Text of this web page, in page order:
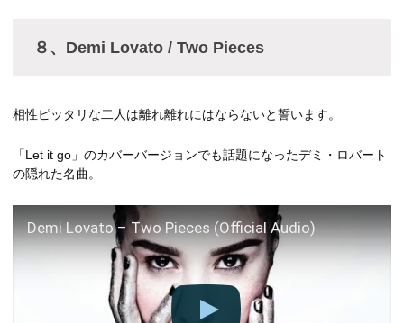
８、Demi Lovato / Two Pieces
相性ピッタリな二人は離れ離れにはならないと誓います。
「Let it go」のカバーバージョンでも話題になったデミ・ロバート
の隠れた名曲。
Demi Lovato – Two Pieces (Official Audio)